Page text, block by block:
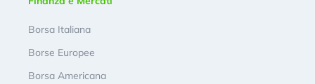
Borsa Italiana
Borse Europee
Borsa Americana